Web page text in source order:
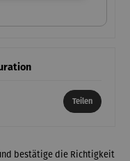
Teilen
bestätige die Richtigkeit